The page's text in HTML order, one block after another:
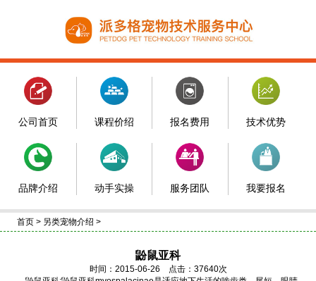
公司首页 课程价绍 报名费用 技术优势
品牌介绍 动手实操 服务团队 我要报名
首页 > 另类宠物介绍 >
鼢鼠亚科
时间：2015-06-26 点击：37640次